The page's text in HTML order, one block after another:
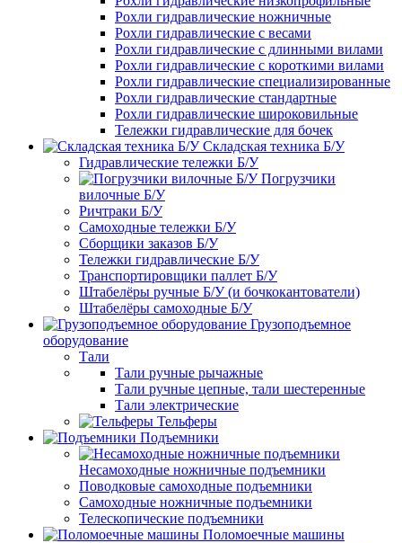
Рохли гидравлические ножничные
Рохли гидравлические с весами
Рохли гидравлические с длинными вилами
Рохли гидравлические с короткими вилами
Рохли гидравлические специализированные
Рохли гидравлические стандартные
Рохли гидравлические широковильные
Тележки гидравлические для бочек
Складская техника Б/У
Гидравлические тележки Б/У
Погрузчики
вилочные Б/У
Ричтраки Б/У
Самоходные тележки Б/У
Сборщики заказов Б/У
Тележки гидравлические Б/У
Транспортировщики паллет Б/У
Штабелёры ручные Б/У (и бочкокантователи)
Штабелёры самоходные Б/У
Грузоподъемное
оборудование
Тали
Тали ручные рычажные
Тали ручные цепные, тали шестеренные
Тали электрические
Тельферы
Подъемники
Несамоходные ножничные подъемники
Поводковые самоходные подъемники
Самоходные ножничные подъемники
Телескопические подъемники
Поломоечные машины